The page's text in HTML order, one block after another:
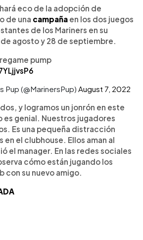
eco de la adopción de
de una campaña en los dos juegos
de los Mariners en su
agosto y 28 de septiembre.
pump
Pup (@MarinersPup) August 7, 2022
y logramos un jonrón en este
es genial. Nuestros jugadores
Es una pequeña distracción
en el clubhouse. Ellos aman al
el manager. En las redes sociales
cómo están jugando los
con su nuevo amigo.